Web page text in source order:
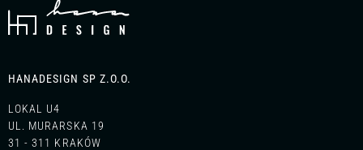
HANADESIGN SP Z.O.O.
LOKAL U4
UL. MURARSKA 19
31 - 311 KRAKÓW